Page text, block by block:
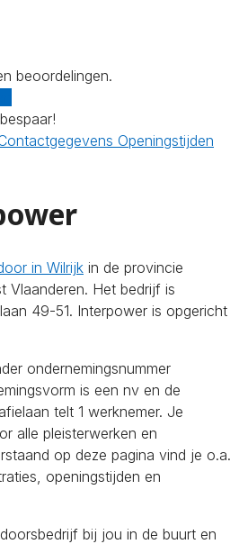
beoordelingen.
Openingstijden
in Wilrijk in de provincie
Vlaanderen. Het bedrijf is
49-51. Interpower is opgericht
ondernemingsnummer
is een nv en de
telt 1 werknemer. Je
alle pleisterwerken en
op deze pagina vind je o.a.
openingstijden en
bij jou in de buurt en